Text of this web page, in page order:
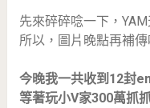
先來碎碎唸一下，
所以，圖片晚點再補傳
今晚我一共收到12封
等著玩小V家300萬抓